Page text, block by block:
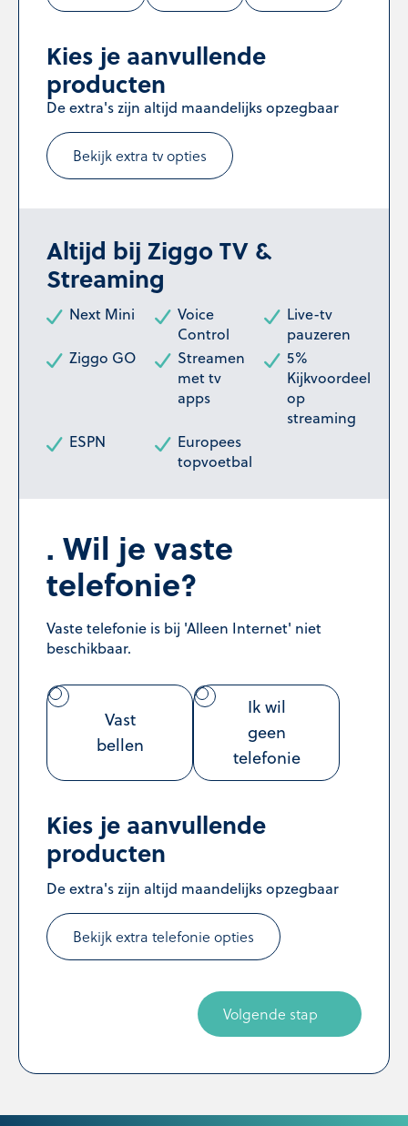
Kies je aanvullende
producten
De extra's zijn altijd maandelijks opzegbaar
Bekijk extra tv opties
Altijd bij Ziggo TV &
Streaming
Next Mini
Voice
Control
Live-tv
pauzeren
Ziggo GO
Streamen
met tv
apps
5%
Kijkvoordeel
op
streaming
ESPN
Europees
topvoetbal
Wil je vaste
telefonie?
Vaste telefonie is bij 'Alleen Internet' niet
beschikbaar.
Vast
bellen
Ik wil
geen
telefonie
Kies je aanvullende
producten
De extra's zijn altijd maandelijks opzegbaar
Bekijk extra telefonie opties
Volgende stap